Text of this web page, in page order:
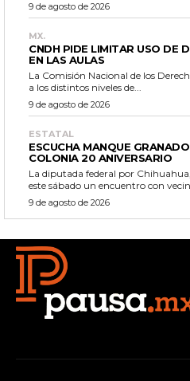
9 de agosto de 2026
MX.
CNDH PIDE LIMITAR USO DE
EN LAS AULAS
La Comisión Nacional de los
a los distintos niveles de...
9 de agosto de 2026
ESTATAL
ESCUCHA MANQUE
COLONIA 20 ANIVERSARIO
La diputada federal por
este sábado un encuentro con
9 de agosto de 2026